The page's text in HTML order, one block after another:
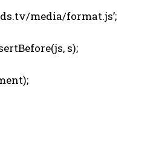
media/format.js’;
s);